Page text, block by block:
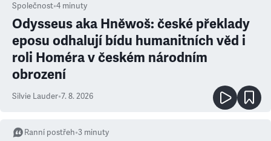
Společnost•4 minuty
Odysseus aka Hněwoš: české překlady
eposu odhalují bídu humanitních věd i
roli Homéra v českém národním
obrození
Silvie Lauder•7. 8. 2026
Ranní postřeh•3 minuty